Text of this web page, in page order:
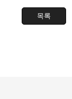
목록